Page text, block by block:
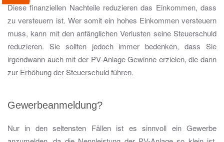
Diese finanziellen Nachteile reduzieren das Einkommen, dass
zu versteuern ist. Wer somit ein hohes Einkommen versteuern
muss, kann mit den anfänglichen Verlusten seine Steuerschuld
reduzieren. Sie sollten jedoch immer bedenken, dass Sie
irgendwann auch mit der PV-Anlage Gewinne erzielen, die dann
zur Erhöhung der Steuerschuld führen.
Gewerbeanmeldung?
Nur in den seltensten Fällen ist es sinnvoll ein Gewerbe